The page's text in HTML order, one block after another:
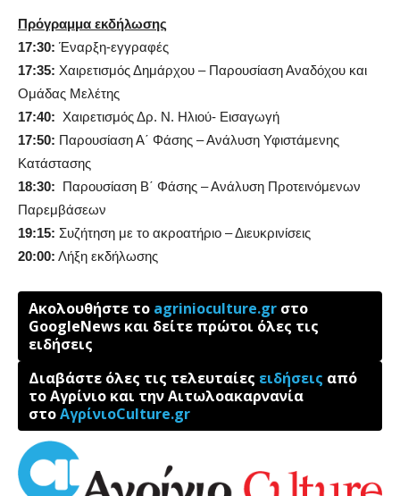
Πρόγραμμα εκδήλωσης
17:30: Έναρξη-εγγραφές
17:35: Χαιρετισμός Δημάρχου – Παρουσίαση Αναδόχου και
Ομάδας Μελέτης
17:40: Χαιρετισμός Δρ. Ν. Ηλιού- Εισαγωγή
17:50: Παρουσίαση Α΄ Φάσης – Ανάλυση Υφιστάμενης
Κατάστασης
18:30: Παρουσίαση Β΄ Φάσης – Ανάλυση Προτεινόμενων
Παρεμβάσεων
19:15: Συζήτηση με το ακροατήριο – Διευκρινίσεις
20:00: Λήξη εκδήλωσης
Ακολουθήστε το agrinioculture.gr στο
GoogleNews και δείτε πρώτοι όλες τις
ειδήσεις
Διαβάστε όλες τις τελευταίες ειδήσεις από
το Αγρίνιο και την Αιτωλοακαρνανία
στοΑγρίνιοCulture.gr